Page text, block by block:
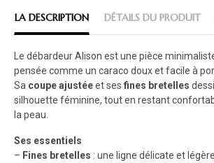
LA DESCRIPTION DÉTAILS DU PRODUIT
Le débardeur Alison est une pièce
pensée comme un caraco doux et facile à
Sa coupe ajustéeet ses fines bretelles
silhouette féminine, tout en restant
la peau.
Ses essentiels
– Fines bretelles : une ligne délicate et